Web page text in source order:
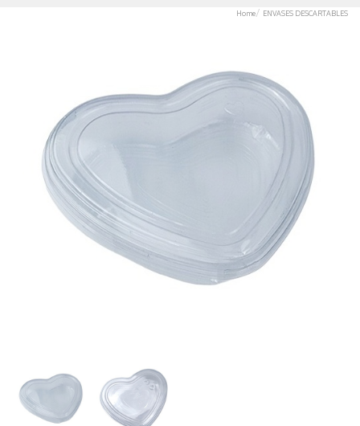
Home ENVASES DESCARTABLES